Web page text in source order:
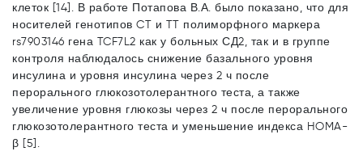
клеток [14]. В работе Потапова В.А. было показано, что для
носителей генотипов CT и TT полиморфного маркера
rs7903146 гена TCF7L2 как у больных СД2, так и в группе
контроля наблюдалось снижение базального уровня
инсулина и уровня инсулина через 2 ч после
перорального глюкозотолерантного теста, а также
увеличение уровня глюкозы через 2 ч после перорального
глюкозотолерантного теста и уменьшение индекса HOMA-
β [5].